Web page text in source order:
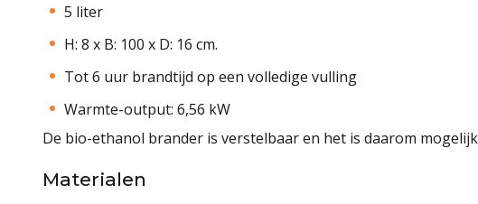
5 liter
H: 8 x B: 100 x D: 16 cm.
Tot 6 uur brandtijd op een volledige vulling
Warmte-output: 6,56 kW
De bio-ethanol brander is verstelbaar en het is daarom
Materialen